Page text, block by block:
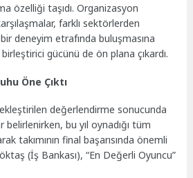
özelliği taşıdı. Organizasyon
farklı sektörlerden
deneyim etrafında buluşmasına
gücünü de ön plana çıkardı.
Öne Çıktı
değerlendirme sonucunda
bu yıl oynadığı tüm
takımının final başarısında önemli
(İş Bankası), “En Değerli Oyuncu”